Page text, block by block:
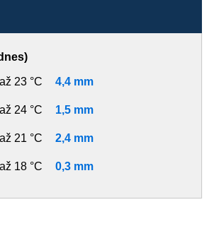
23 °C 4,4 mm
24 °C 1,5 mm
21 °C 2,4 mm
18 °C 0,3 mm